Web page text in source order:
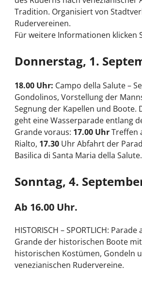
Tradition. Organisiert von
Rudervereinen.
Für weitere Informationen klicken
Donnerstag, 1.
18.00 Uhr: Campo della Salute –
Gondolinos, Vorstellung der
Segnung der Kapellen und Boote.
geht eine Wasserparade entlang
Grande voraus: 17.00 UhrTreffen
Rialto, 17.30 Uhr Abfahrt der
Basilica di Santa Maria della Salute.
Sonntag, 4.
Ab 16.00 Uhr.
HISTORISCH – SPORTLICH:
Grande der historischen Boote
historischen Kostümen, Gondeln
venezianischen Rudervereine.